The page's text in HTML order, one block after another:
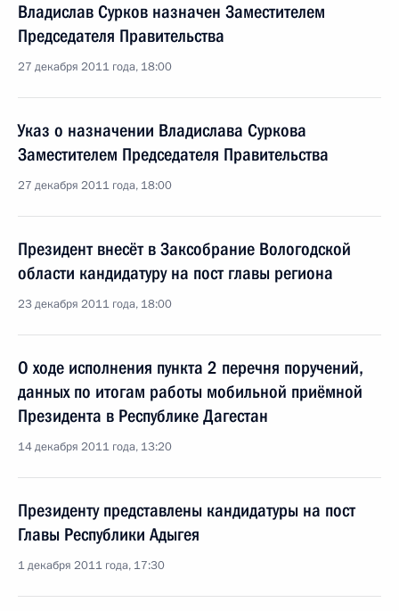
Владислав Сурков назначен Заместителем
Председателя Правительства
27 декабря 2011 года, 18:00
Указ о назначении Владислава Суркова
Заместителем Председателя Правительства
27 декабря 2011 года, 18:00
Президент внесёт в Заксобрание Вологодской
области кандидатуру на пост главы региона
23 декабря 2011 года, 18:00
О ходе исполнения пункта 2 перечня поручений,
данных по итогам работы мобильной приёмной
Президента в Республике Дагестан
14 декабря 2011 года, 13:20
Президенту представлены кандидатуры на пост
Главы Республики Адыгея
1 декабря 2011 года, 17:30